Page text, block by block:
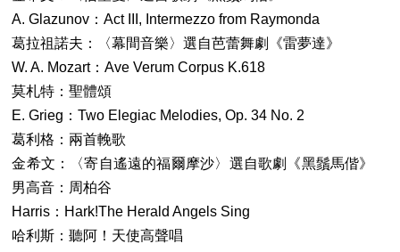
A. Glazunov：Act III, Intermezzo from Raymonda
葛拉祖諾夫：〈幕間音樂〉選自芭蕾舞劇《雷夢達》
W. A. Mozart：Ave Verum Corpus K.618
莫札特：聖體頌
E. Grieg：Two Elegiac Melodies, Op. 34 No. 2
葛利格：兩首輓歌
金希文：〈寄自遙遠的福爾摩沙〉選自歌劇《黑鬚馬偕》
男高音：周柏谷
Harris：Hark!The Herald Angels Sing
哈利斯：聽阿！天使高聲唱